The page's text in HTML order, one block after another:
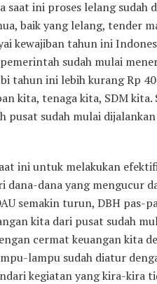
saat ini proses lelang sudah
baik yang lelang, tender
kewajiban tahun ini
sudah mulai
tahun ini lebih kurang Rp
kita, tenaga kita, SDM kita.
pusat sudah mulai
ini untuk melakukan
dana-dana yang mengucur
semakin turun, DBH pas-
kita dari pusat sudah
cermat keuangan kita
lampu sudah diatur
kegiatan yang kira-kira